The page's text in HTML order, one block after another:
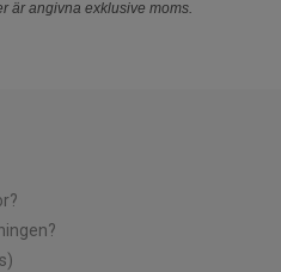
är angivna exklusive moms.